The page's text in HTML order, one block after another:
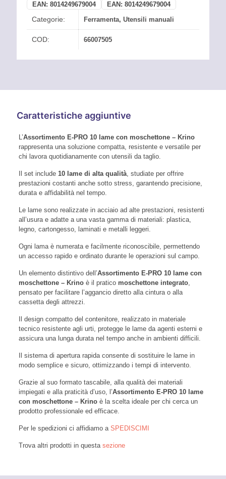
EAN: 8014249679004 EAN: 8014249679004
Categorie: Ferramenta, Utensili manuali
COD: 66007505
Caratteristiche aggiuntive
L’Assortimento E-PRO 10 lame con moschettone – Krino
rappresenta una soluzione compatta, resistente e versatile per
chi lavora quotidianamente con utensili da taglio.
Il set include 10 lame di alta qualità, studiate per offrire
prestazioni costanti anche sotto stress, garantendo precisione,
durata e affidabilità nel tempo.
Le lame sono realizzate in acciaio ad alte prestazioni, resistenti
all’usura e adatte a una vasta gamma di materiali: plastica,
legno, cartongesso, laminati e metalli leggeri.
Ogni lama è numerata e facilmente riconoscibile, permettendo
un accesso rapido e ordinato durante le operazioni sul campo.
Un elemento distintivo dell’Assortimento E-PRO 10 lame con
moschettone – Krinoè il pratico moschettone integrato,
pensato per facilitare l’aggancio diretto alla cintura o alla
cassetta degli attrezzi.
Il design compatto del contenitore, realizzato in materiale
tecnico resistente agli urti, protegge le lame da agenti esterni e
assicura una lunga durata nel tempo anche in ambienti difficili.
Il sistema di apertura rapida consente di sostituire le lame in
modo semplice e sicuro, ottimizzando i tempi di intervento.
Grazie al suo formato tascabile, alla qualità dei materiali
impiegati e alla praticità d’uso, l’Assortimento E-PRO 10 lame
con moschettone – Krinoè la scelta ideale per chi cerca un
prodotto professionale ed efficace.
Per le spedizioni ci affidiamo a SPEDISCIMI
Trova altri prodotti in questa sezione